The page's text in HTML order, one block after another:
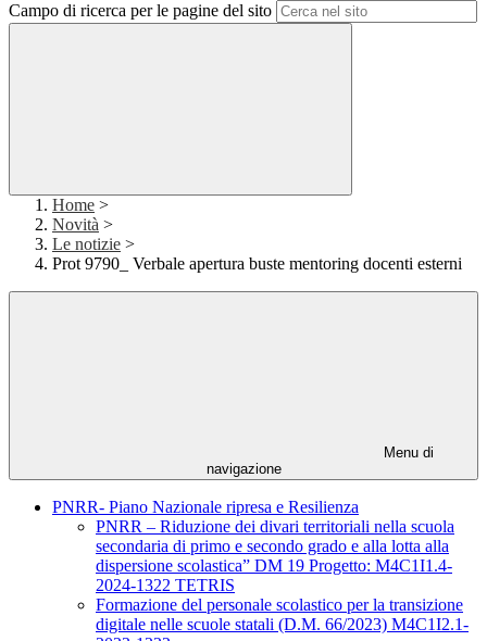
Campo di ricerca per le pagine del sito
Home >
Novità >
Le notizie >
Prot 9790_ Verbale apertura buste mentoring docenti esterni
Menu di
navigazione
PNRR- Piano Nazionale ripresa e Resilienza
PNRR – Riduzione dei divari territoriali nella scuola
secondaria di primo e secondo grado e alla lotta alla
dispersione scolastica” DM 19 Progetto: M4C1I1.4-
2024-1322 TETRIS
Formazione del personale scolastico per la transizione
digitale nelle scuole statali (D.M. 66/2023) M4C1I2.1-